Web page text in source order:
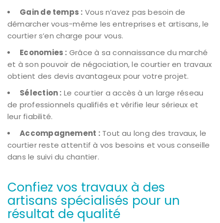
Gain de temps : Vous n’avez pas besoin de
démarcher vous-même les entreprises et artisans, le
courtier s’en charge pour vous.
Economies : Grâce à sa connaissance du marché
et à son pouvoir de négociation, le courtier en travaux
obtient des devis avantageux pour votre projet.
Sélection : Le courtier a accès à un large réseau
de professionnels qualifiés et vérifie leur sérieux et
leur fiabilité.
Accompagnement :Tout au long des travaux, le
courtier reste attentif à vos besoins et vous conseille
dans le suivi du chantier.
Confiez vos travaux à des
artisans spécialisés pour un
résultat de qualité